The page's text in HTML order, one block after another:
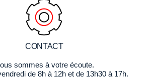
CONTACT
sommes à votre écoute.
de 8h à 12h et de 13h30 à 17h.